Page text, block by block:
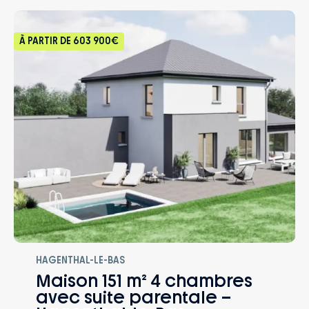
À PARTIR DE 603 900€
HAGENTHAL-LE-BAS
Maison 151 m² 4 chambres
avec suite parentale –